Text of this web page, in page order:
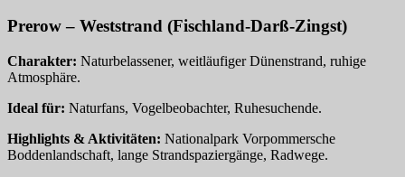
Prerow – Weststrand (Fischland‑Darß‑Zingst)
Charakter: Naturbelassener, weitläufiger Dünenstrand, ruhige
Atmosphäre.
Ideal für: Naturfans, Vogelbeobachter, Ruhesuchende.
Highlights & Aktivitäten: Nationalpark Vorpommersche
Boddenlandschaft, lange Strandspaziergänge, Radwege.